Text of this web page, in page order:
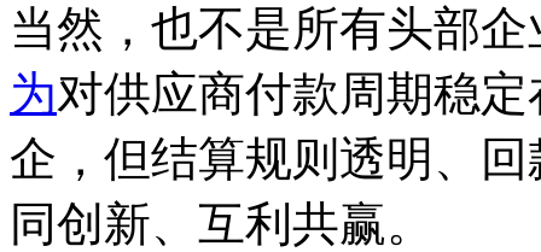
当然，也不是所有头部
为对供应商付款周期稳
企，但结算规则透明、
同创新、互利共赢。